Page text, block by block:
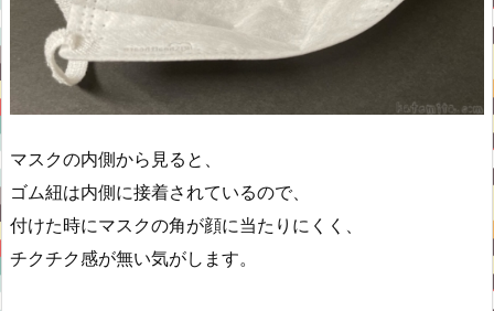
マスクの内側から見ると、
ゴム紐は内側に接着されているので、
付けた時にマスクの角が顔に当たりにくく、
チクチク感が無い気がします。